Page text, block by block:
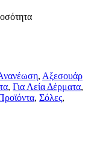
, Αξεσουάρ
, Για Λεία Δέρματα,
, Σόλες,